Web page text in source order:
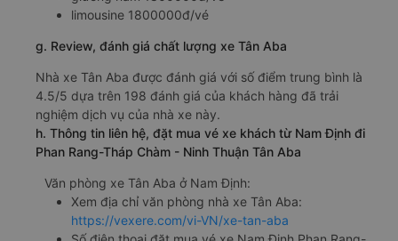
limousine 1800000đ/vé
g. Review, đánh giá chất lượng xe Tân Aba
Nhà xe Tân Aba được đánh giá với số điểm trung bình là
4.5/5 dựa trên 198 đánh giá của khách hàng đã trải
nghiệm dịch vụ của nhà xe này.
h. Thông tin liên hệ, đặt mua vé xe khách từ Nam Định đi
Phan Rang-Tháp Chàm - Ninh Thuận Tân Aba
Văn phòng xe Tân Aba ở Nam Định:
Xem địa chỉ văn phòng nhà xe Tân Aba:
https://vexere.com/vi-VN/xe-tan-aba